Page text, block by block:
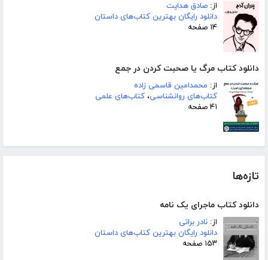
از: صادق هدایت
دانلود رایگان بهترین کتاب‌های داستان
۱۴ صفحه
دانلود کتاب مرگ یا صحبت کردن در جمع
از: محمدامین قاسمی زاده
کتاب‌های روانشناسی، کتاب‌های علمی
۴۱ صفحه
تازه‌ها
دانلود کتاب ماجرای یک نامه
از: نادر براتی
دانلود رایگان بهترین کتاب‌های داستان
۱۵۳ صفحه